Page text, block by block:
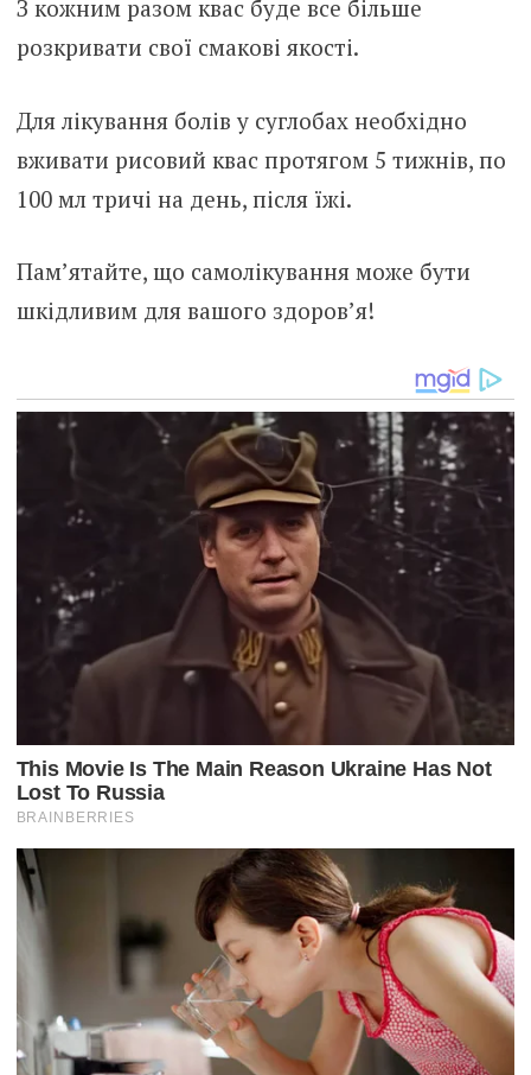
З кожним разом квас буде все більше
розкривати свої смакові якості.
Для лікування болів у суглобах необхідно
вживати рисовий квас протягом 5 тижнів, по
100 мл тричі на день, після їжі.
Пам’ятайте, що самолікування може бути
шкідливим для вашого здоров’я!